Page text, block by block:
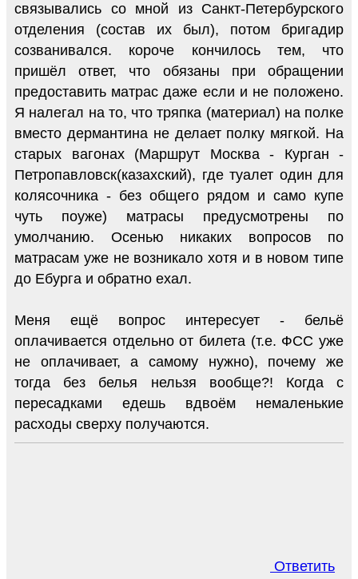
связывались со мной из Санкт-Петербурского
отделения (состав их был), потом бригадир
созванивался. короче кончилось тем, что
пришёл ответ, что обязаны при обращении
предоставить матрас даже если и не положено.
Я налегал на то, что тряпка (материал) на полке
вместо дермантина не делает полку мягкой. На
старых вагонах (Маршрут Москва - Курган -
Петропавловск(казахский), где туалет один для
колясочника - без общего рядом и само купе
чуть поуже) матрасы предусмотрены по
умолчанию. Осенью никаких вопросов по
матрасам уже не возникало хотя и в новом типе
до Ебурга и обратно ехал.
Меня ещё вопрос интересует - бельё
оплачивается отдельно от билета (т.е. ФСС уже
не оплачивает, а самому нужно), почему же
тогда без белья нельзя вообще?! Когда с
пересадками едешь вдвоём немаленькие
расходы сверху получаются.
Ответить